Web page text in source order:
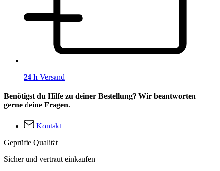
24 h Versand
Benötigst du Hilfe zu deiner Bestellung? Wir beantworten
gerne deine Fragen.
Kontakt
Geprüfte Qualität
Sicher und vertraut einkaufen